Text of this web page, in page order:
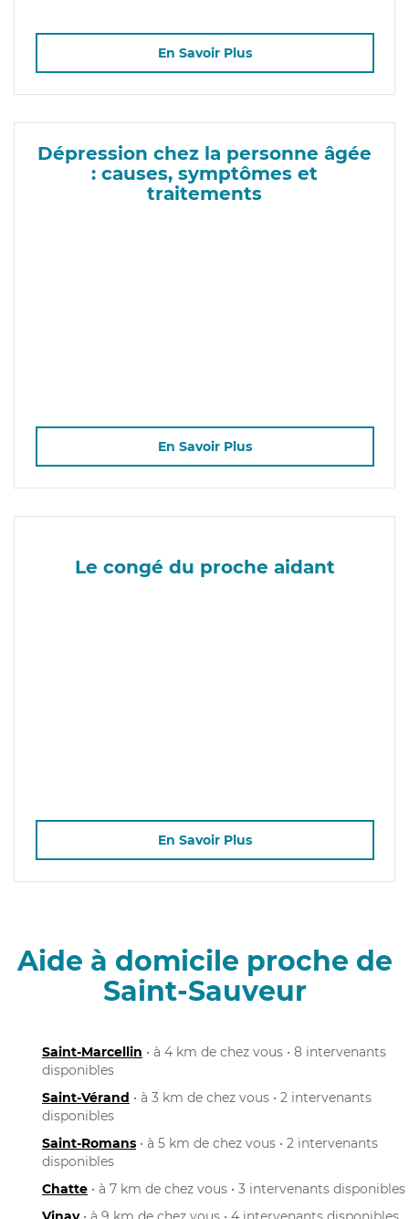
En Savoir Plus
Dépression chez la personne âgée
: causes, symptômes et
traitements
En Savoir Plus
Le congé du proche aidant
En Savoir Plus
Aide à domicile proche de
Saint-Sauveur
Saint-Marcellin • à 4 km de chez vous • 8 intervenants
disponibles
Saint-Vérand • à 3 km de chez vous • 2 intervenants
disponibles
Saint-Romans • à 5 km de chez vous • 2 intervenants
disponibles
Chatte • à 7 km de chez vous • 3 intervenants disponibles